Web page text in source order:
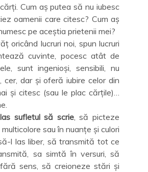
Cum aș putea să nu iubesc
oamenii care citesc? Cum aș
pe aceștia prietenii mei?
oricând lucruri noi, spun lucruri
cuvinte, pocesc atât de
sunt ingenioși, sensibili, nu
cer, dar și oferă iubire celor din
și citesc (sau le plac cărțile)…
sufletul să scrie, să picteze
sau în nuanțe și culori
l las liber, să transmită tot ce
sa simtă în versuri, să
sens, să creioneze stări și